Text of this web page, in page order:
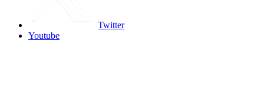
Twitter
Youtube